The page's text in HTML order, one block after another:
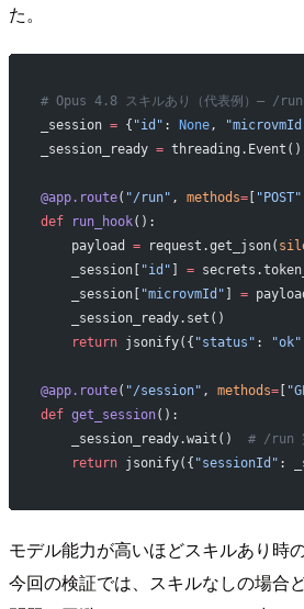
た。
# Opus 4.8 スキルあり（代表例）— /run
_session = { "id" : None,
_session_ready = threading.Event()
@app.route( "/run" , methods=[ "POST"
def run_hook():
    payload
= request.get_json(
    _session[
"id" =
    _session[
"microvmId" =
    _session_ready.set()
    return
jsonify({ "status" : "ok"
@app.route( "/session" , methods=[
def get_session():
    _session_ready.wait()
# /run
    return
jsonify({ "sessionId" :
モデル能力が高いほどスキルあり時
今回の検証では、スキルなしの場合